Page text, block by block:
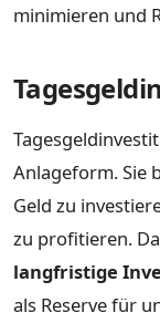
minimieren und
Anlageform. Sie
Geld zu
zu profitieren.
langfristige
als Reserve für